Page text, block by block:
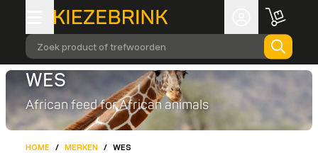
Zoek product of trefwoorden
WES
African feed for African animals
HOME / MERKEN / WES